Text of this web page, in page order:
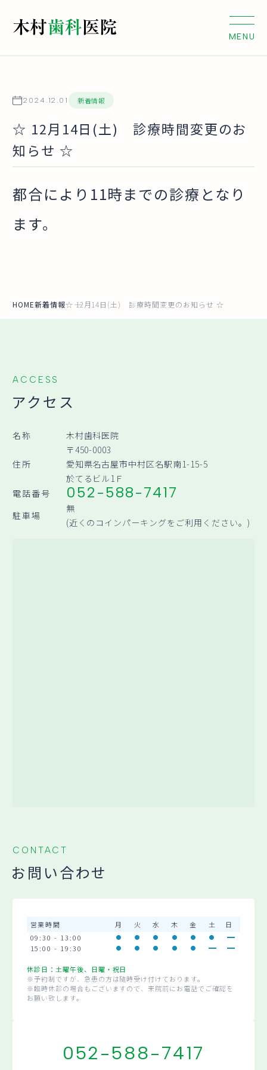
2024.12.01 新着情報
☆ 12月14日(土) 診療時間変更のお
知らせ ☆
都合により11時までの診療となり
ます。
HOME新着情報☆ 12月14日(土) 診療時間変更のお知らせ ☆
ACCESS
アクセス
名称 木村歯科医院
住所
〒450-0003
愛知県名古屋市中村区名駅南1-15-5
於てるビル1Ｆ
電話番号
052-588-7417
駐車場
無
(近くのコインパーキングをご利用ください。)
CONTACT
お問い合わせ
営業時間 月 火 水 木 金 土
日
09:30 - 13:00
15:00 - 19:30
休診日：土曜午後、日曜・祝日
※予約制ですが、急患の方は随時受け付けております。
※臨時休診の場合もございますので、来院前にお電話でご確認を
お願い致します。
052-588-7417